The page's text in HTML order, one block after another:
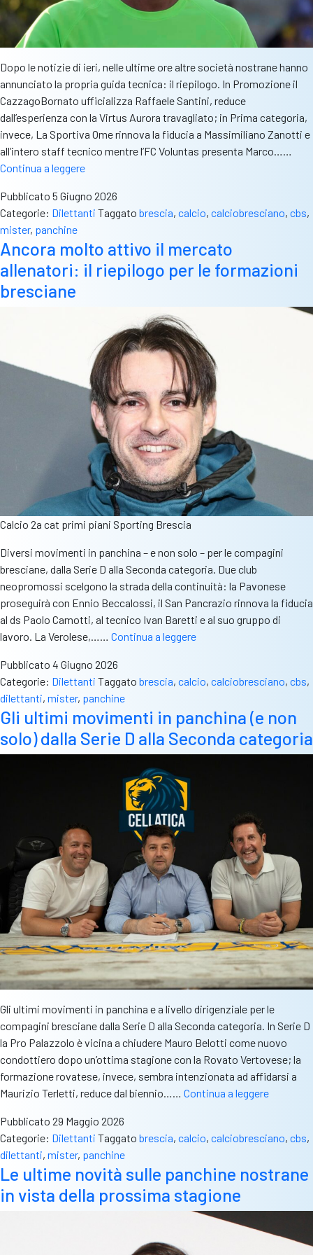
Dopo le notizie di ieri, nelle ultime ore altre società nostrane hanno
annunciato la propria guida tecnica: il riepilogo. In Promozione il
CazzagoBornato ufficializza Raffaele Santini, reduce
dall’esperienza con la Virtus Aurora travagliato; in Prima categoria,
invece, La Sportiva Ome rinnova la fiducia a Massimiliano Zanotti e
all’intero staff tecnico mentre l’FC Voluntas presenta Marco……
Continua a leggereMovimenti
panchine
dalla
alla
Seconda
categoria:
Pubblicato 5 Giugno 2026
Categorie: Dilettanti Taggato brescia, calcio, calciobresciano, cbs,
mister, panchine
Ancora molto attivo il mercato
allenatori: il riepilogo per le formazioni
bresciane
Calcio 2a cat primi piani Sporting Brescia
Diversi movimenti in panchina – e non solo – per le compagini
bresciane, dalla Serie D alla Seconda categoria. Due club
neopromossi scelgono la strada della continuità: la Pavonese
proseguirà con Ennio Beccalossi, il San Pancrazio rinnova la fiducia
al ds Paolo Camotti, al tecnico Ivan Baretti e al suo gruppo di
lavoro. La Verolese,…… Continua a leggereAncora
il
allenatori:
il
riepilogo
bresciane
Pubblicato 4 Giugno 2026
Categorie: Dilettanti Taggato brescia, calcio, calciobresciano, cbs,
dilettanti, mister, panchine
Gli ultimi movimenti in panchina (e non
solo) dalla Serie D alla Seconda categoria
Gli ultimi movimenti in panchina e a livello dirigenziale per le
compagini bresciane dalla Serie D alla Seconda categoria. In Serie D
la Pro Palazzolo è vicina a chiudere Mauro Belotti come nuovo
condottiero dopo un’ottima stagione con la Rovato Vertovese; la
formazione rovatese, invece, sembra intenzionata ad affidarsi a
Maurizio Terletti, reduce dal biennio…… Continua a leggereGli
in
(e
solo)
Serie
Pubblicato 29 Maggio 2026
Categorie: Dilettanti Taggato brescia, calcio, calciobresciano, cbs,
dilettanti, mister, panchine
Le ultime novità sulle panchine nostrane
in vista della prossima stagione